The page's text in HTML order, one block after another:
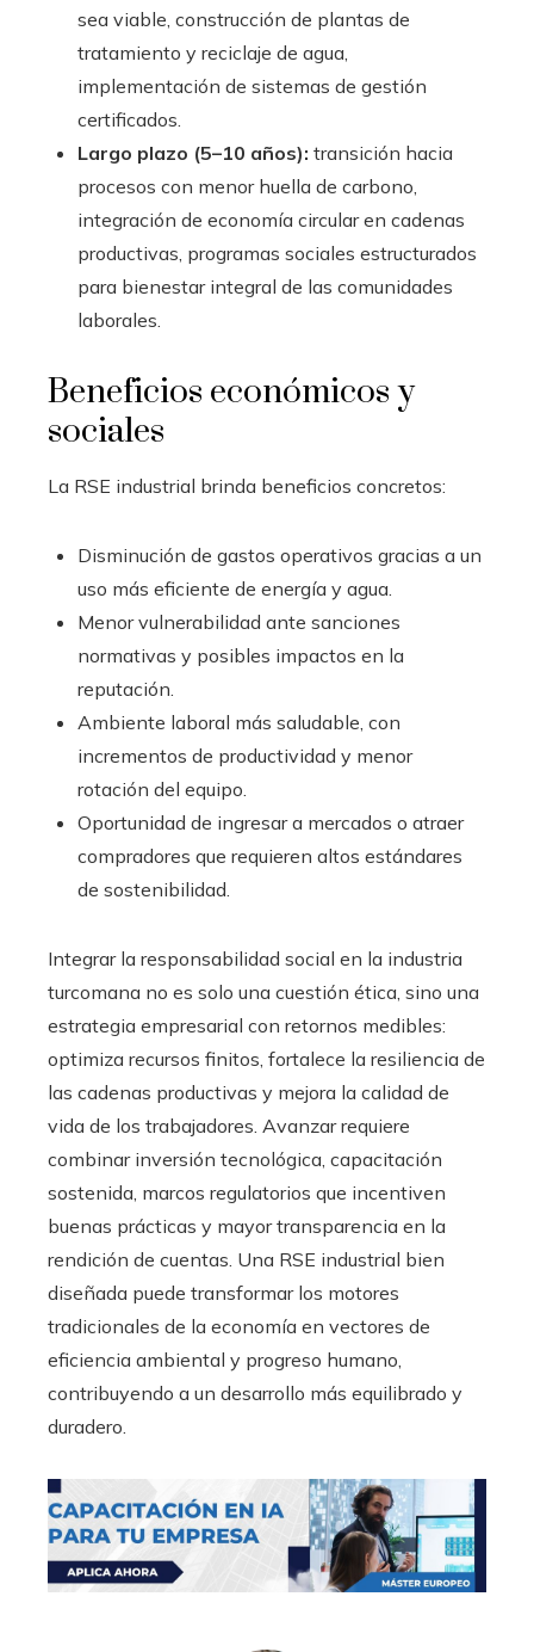
sea viable, construcción de plantas de
tratamiento y reciclaje de agua,
implementación de sistemas de gestión
certificados.
Largo plazo (5–10 años): transición hacia
procesos con menor huella de carbono,
integración de economía circular en cadenas
productivas, programas sociales estructurados
para bienestar integral de las comunidades
laborales.
Beneficios económicos y
sociales
La RSE industrial brinda beneficios concretos:
Disminución de gastos operativos gracias a un
uso más eficiente de energía y agua.
Menor vulnerabilidad ante sanciones
normativas y posibles impactos en la
reputación.
Ambiente laboral más saludable, con
incrementos de productividad y menor
rotación del equipo.
Oportunidad de ingresar a mercados o atraer
compradores que requieren altos estándares
de sostenibilidad.
Integrar la responsabilidad social en la industria
turcomana no es solo una cuestión ética, sino una
estrategia empresarial con retornos medibles:
optimiza recursos finitos, fortalece la resiliencia de
las cadenas productivas y mejora la calidad de
vida de los trabajadores. Avanzar requiere
combinar inversión tecnológica, capacitación
sostenida, marcos regulatorios que incentiven
buenas prácticas y mayor transparencia en la
rendición de cuentas. Una RSE industrial bien
diseñada puede transformar los motores
tradicionales de la economía en vectores de
eficiencia ambiental y progreso humano,
contribuyendo a un desarrollo más equilibrado y
duradero.